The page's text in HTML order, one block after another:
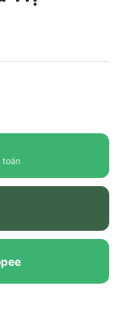
toán